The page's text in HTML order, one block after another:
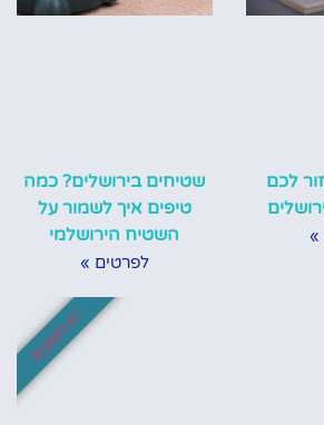
לכם
»
שטיחים בירושלים? כמה
טיפים איך לשמור על
השטיח הירושלמי
לפרטים »
לא לפספס!